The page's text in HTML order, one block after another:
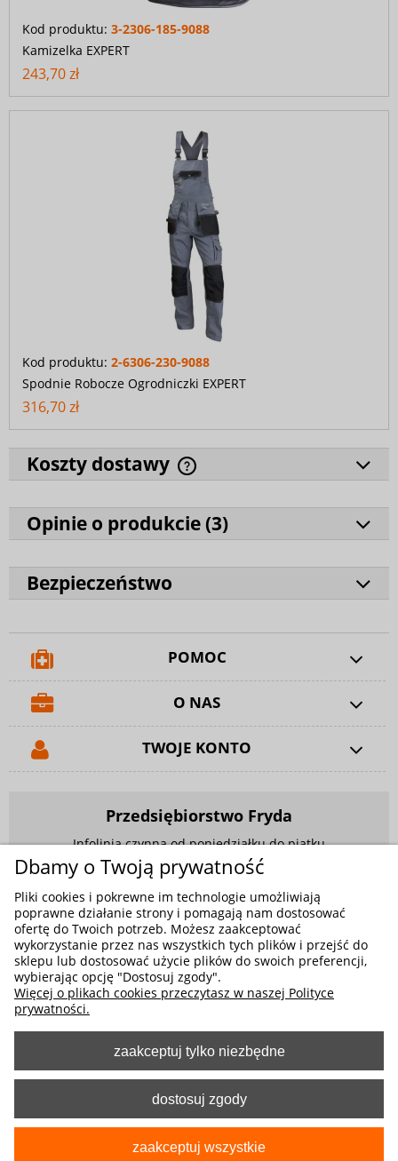
Kod produktu: 3-2306-185-9088
Kamizelka EXPERT
243,70 zł
Kod produktu: 2-6306-230-9088
Spodnie Robocze Ogrodniczki EXPERT
316,70 zł
Koszty dostawy
Opinie o produkcie (3)
Bezpieczeństwo
POMOC
O NAS
TWOJE KONTO
Przedsiębiorstwo Fryda
Infolinia czynna od poniedziałku do piątku
w godzinach 9.00 - 17.00
881 703 704
E-mail:sklep@fryda.com.pl
Sklepy stacjonarne:
ul. Składowa 26, 34-400 Nowy Targ
ul. Żywiecka 91, 43-300 Bielsko-Biała
MOŻLIWE FORMY PŁATNOŚCI
Dbamy o Twoją prywatność
Pliki cookies i pokrewne im technologie umożliwiają
poprawne działanie strony i pomagają nam dostosować
ofertę do Twoich potrzeb. Możesz zaakceptować
wykorzystanie przez nas wszystkich tych plików i przejść do
sklepu lub dostosować użycie plików do swoich preferencji,
wybierając opcję "Dostosuj zgody".
Więcej o plikach cookies przeczytasz w naszej Polityce
prywatności.
zaakceptuj tylko niezbędne
dostosuj zgody
zaakceptuj wszystkie